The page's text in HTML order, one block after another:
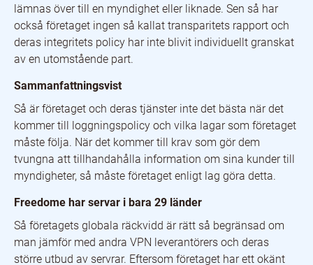
lämnas över till en myndighet eller liknade. Sen så har
också företaget ingen så kallat transparitets rapport och
deras integritets policy har inte blivit individuellt granskat
av en utomstående part.
Sammanfattningsvist
Så är företaget och deras tjänster inte det bästa när det
kommer till loggningspolicy och vilka lagar som företaget
måste följa. När det kommer till krav som gör dem
tvungna att tillhandahålla information om sina kunder till
myndigheter, så måste företaget enligt lag göra detta.
Freedome har servar i bara 29 länder
Så företagets globala räckvidd är rätt så begränsad om
man jämför med andra VPN leverantörers och deras
större utbud av servrar. Eftersom företaget har ett okänt